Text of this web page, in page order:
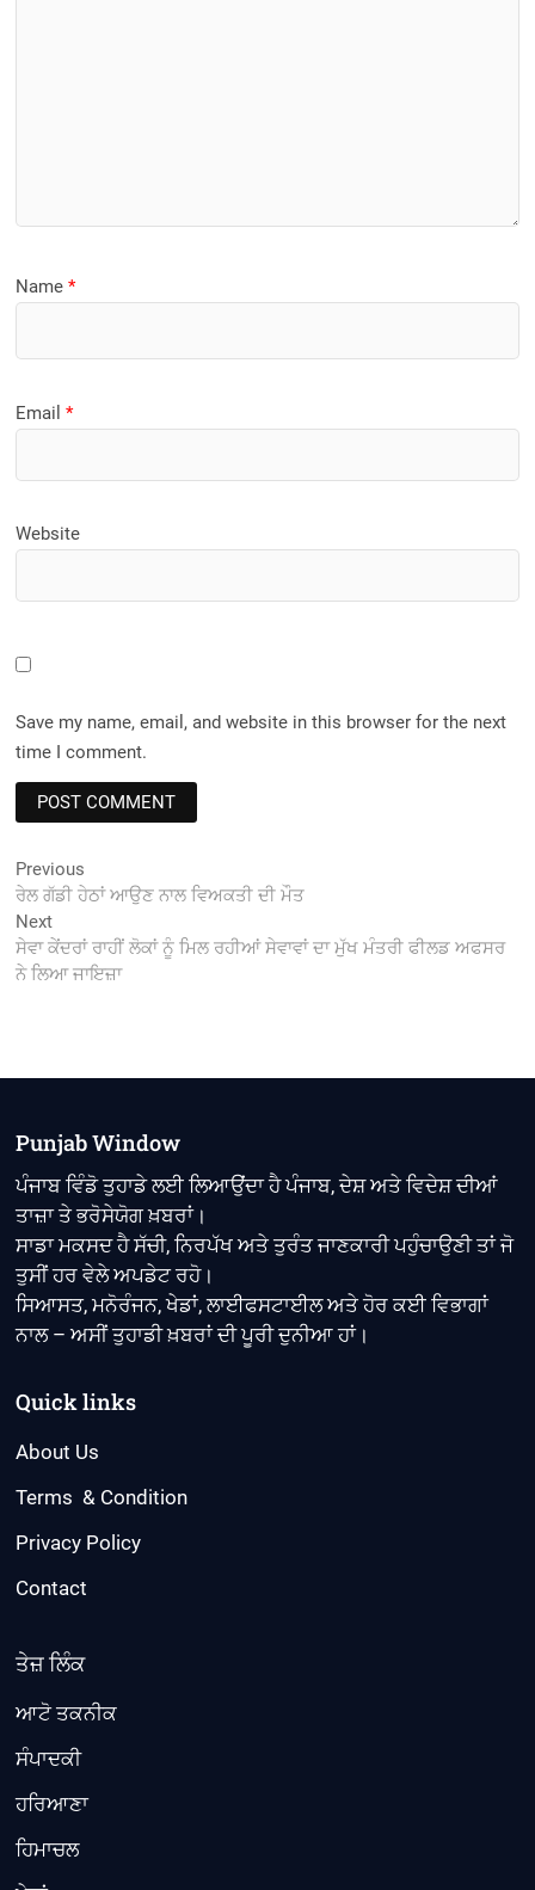
Name*
Email*
Website
Save my name, email, and website in this browser for the next
time I comment.
Post
navigation
Previous
post:
ਰੇਲ ਗੱਡੀ ਹੇਠਾਂ ਆਉਣ ਨਾਲ ਵਿਅਕਤੀ ਦੀ ਮੌਤ
NextNext
post:
ਸੇਵਾ ਕੇਂਦਰਾਂ ਰਾਹੀਂ ਲੋਕਾਂ ਨੂੰ ਮਿਲ ਰਹੀਆਂ ਸੇਵਾਵਾਂ ਦਾ ਮੁੱਖ ਮੰਤਰੀ ਫੀਲਡ ਅਫਸਰ
ਨੇ ਲਿਆ ਜਾਇਜ਼ਾ
Punjab Window
ਪੰਜਾਬ ਵਿੰਡੋ ਤੁਹਾਡੇ ਲਈ ਲਿਆਉਂਦਾ ਹੈ ਪੰਜਾਬ, ਦੇਸ਼ ਅਤੇ ਵਿਦੇਸ਼ ਦੀਆਂ
ਤਾਜ਼ਾ ਤੇ ਭਰੋਸੇਯੋਗ ਖ਼ਬਰਾਂ।
ਸਾਡਾ ਮਕਸਦ ਹੈ ਸੱਚੀ, ਨਿਰਪੱਖ ਅਤੇ ਤੁਰੰਤ ਜਾਣਕਾਰੀ ਪਹੁੰਚਾਉਣੀ ਤਾਂ ਜੋ
ਤੁਸੀਂ ਹਰ ਵੇਲੇ ਅਪਡੇਟ ਰਹੋ।
ਸਿਆਸਤ, ਮਨੋਰੰਜਨ, ਖੇਡਾਂ, ਲਾਈਫਸਟਾਈਲ ਅਤੇ ਹੋਰ ਕਈ ਵਿਭਾਗਾਂ
ਨਾਲ – ਅਸੀਂ ਤੁਹਾਡੀ ਖ਼ਬਰਾਂ ਦੀ ਪੂਰੀ ਦੁਨੀਆ ਹਾਂ।
Quick links
About Us
Terms & Condition
Privacy Policy
Contact
ਤੇਜ਼ ਲਿੰਕ
ਆਟੋ ਤਕਨੀਕ
ਸੰਪਾਦਕੀ
ਹਰਿਆਣਾ
ਹਿਮਾਚਲ